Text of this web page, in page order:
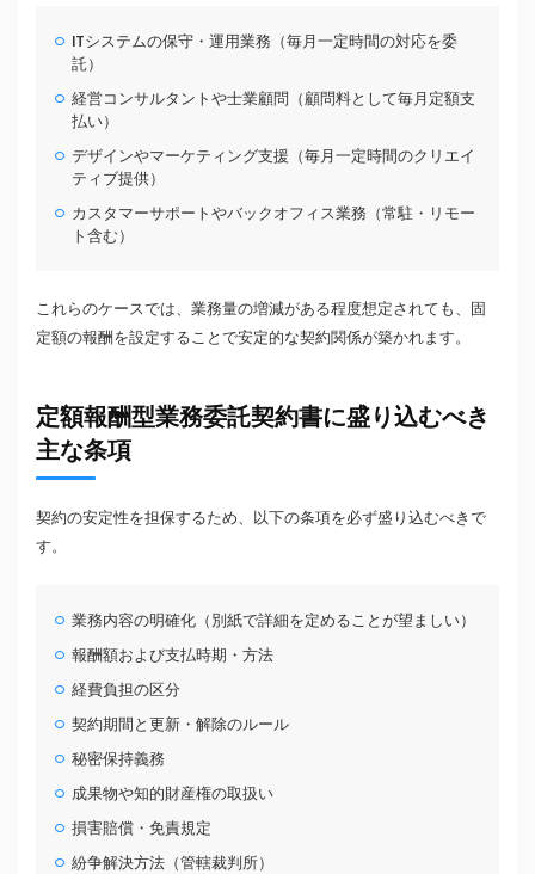
ITシステムの保守・運用業務（毎月一定時間の対応を委
託）
経営コンサルタントや士業顧問（顧問料として毎月定額支
払い）
デザインやマーケティング支援（毎月一定時間のクリエイ
ティブ提供）
カスタマーサポートやバックオフィス業務（常駐・リモー
ト含む）
これらのケースでは、業務量の増減がある程度想定されても、固
定額の報酬を設定することで安定的な契約関係が築かれます。
定額報酬型業務委託契約書に盛り込むべき
主な条項
契約の安定性を担保するため、以下の条項を必ず盛り込むべきで
す。
業務内容の明確化（別紙で詳細を定めることが望ましい）
報酬額および支払時期・方法
経費負担の区分
契約期間と更新・解除のルール
秘密保持義務
成果物や知的財産権の取扱い
損害賠償・免責規定
紛争解決方法（管轄裁判所）